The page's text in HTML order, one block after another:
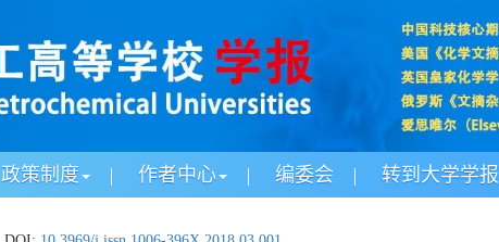
政策制度 作者中心 编委会 转到大学学报